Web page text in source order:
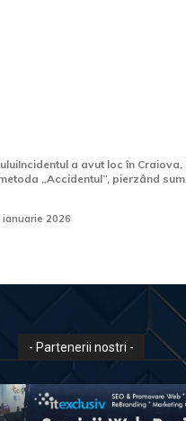
a avut loc în Craiova,
„Accidentul”, pierzând
ianuarie 2026
- Partenerii nostri -